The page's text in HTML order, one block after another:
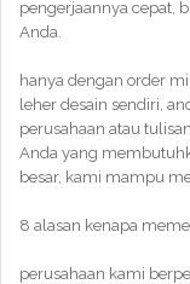
pengerjaannya cepat,
Anda.
hanya dengan order
leher desain sendiri,
perusahaan atau
Anda yang
besar, kami mampu
8 alasan kenapa
perusahaan kami